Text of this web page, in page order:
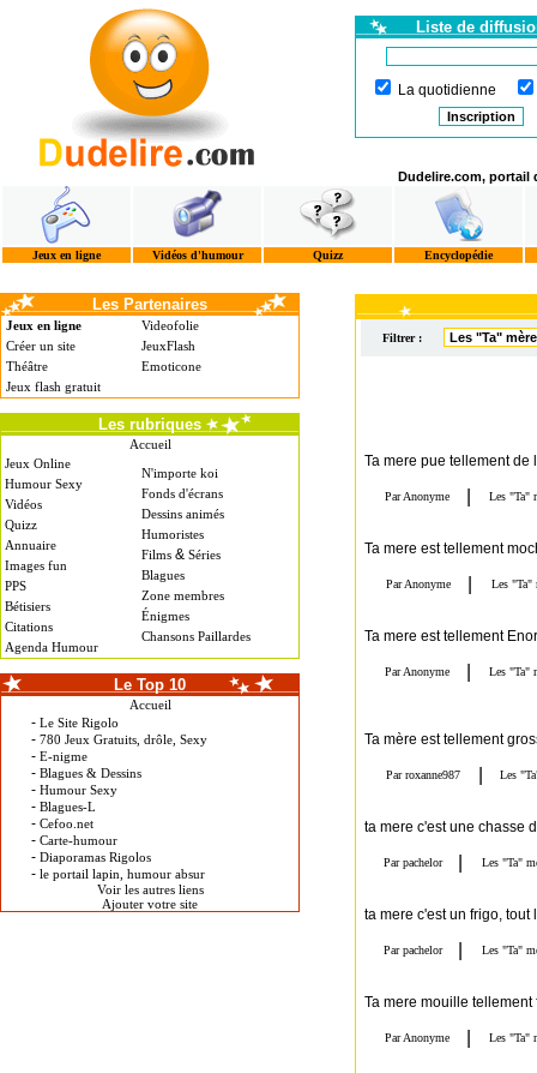
Liste de
La quotidienne
Dudelire.com, portail
Jeux en ligne Vidéos d'humour Quizz Encyclopédie
Les Partenaires
Jeux en ligne
Créer un site
Théâtre
Jeux flash gratuit
Videofolie
JeuxFlash
Emoticone
Les rubriques
Accueil
Jeux Online
Humour Sexy
Vidéos
Quizz
Annuaire
Images fun
PPS
Bétisiers
Citations
Agenda Humour
N'importe koi
Fonds d'écrans
Dessins animés
Humoristes
Films & Séries
Blagues
Zone membres
Énigmes
Chansons Paillardes
Le Top 10
Accueil
- Le Site Rigolo
- 780 Jeux Gratuits, drôle, Sexy
- E-nigme
- Blagues & Dessins
- Humour Sexy
- Blagues-L
- Cefoo.net
- Carte-humour
- Diaporamas Rigolos
- le portail lapin, humour absur
Voir les autres liens
Ajouter votre site
Filtrer :
Ta mere pue tellement de
Ta mere est tellement
Ta mere est tellement
Ta mère est tellement
ta mere c'est une chasse
ta mere c'est un frigo, tout
Ta mere mouille